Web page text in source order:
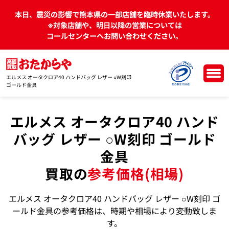
本日、震災の影響で熊本県の一部店舗を臨時休業いたします。
※対象店舗や、明日以降の営業については
コールセンターへお問い合わせください。
エルメス オータクロア40 ハンドバッグ レザー ○W刻印
ゴールド金具
エルメス オータクロア40 ハンド
バッグ レザー ○W刻印 ゴールド
金具
買取の参考価格(相場)
エルメス オータクロア40 ハンドバッグ レザー ○W刻印 ゴ
ールド金具の参考価格は、時期や相場により変動致しま
す。